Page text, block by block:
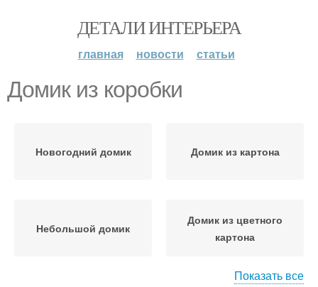
ДЕТАЛИ ИНТЕРЬЕРА
главная новости статьи
Домик из коробки
Новогодний домик Домик из картона
Небольшой домик
Домик из цветного
картона
Показать все